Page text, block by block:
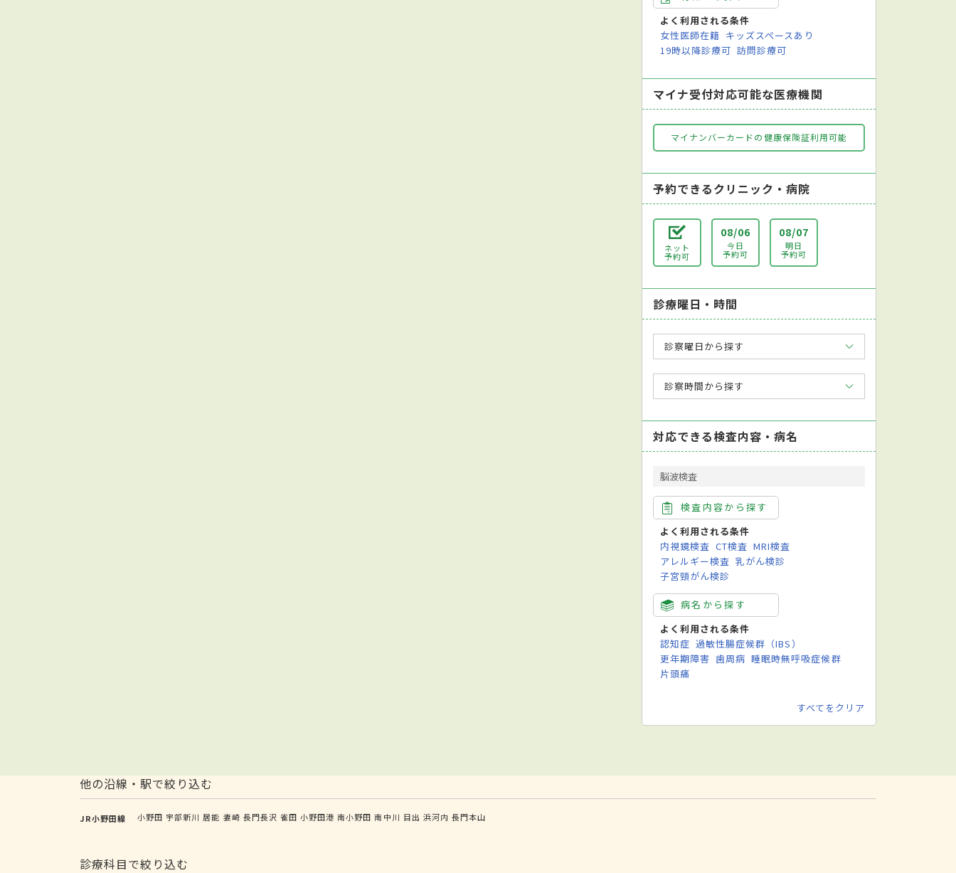
よく利用される条件
女性医師在籍 キッズスペースあり
19時以降診療可 訪問診療可
マイナ受付対応可能な医療機関
マイナンバーカードの健康保険証利用可能
予約できるクリニック・病院
ネット
予約可
08/06
今日
予約可
08/07
明日
予約可
診療曜日・時間
診察曜日から探す
診察時間から探す
対応できる検査内容・病名
脳波検査
検査内容から探す
よく利用される条件
内視鏡検査 CT検査 MRI検査
アレルギー検査 乳がん検診
子宮頸がん検診
病名から探す
よく利用される条件
認知症 過敏性腸症候群（IBS）
更年期障害 歯周病 睡眠時無呼吸症候群
片頭痛
すべてをクリア
他の沿線・駅で絞り込む
JR小野田線 小野田 宇部新川 居能 妻崎 長門長沢 雀田 小野田港 南小野田 南中川 目出 浜河内 長門本山
診療科目で絞り込む